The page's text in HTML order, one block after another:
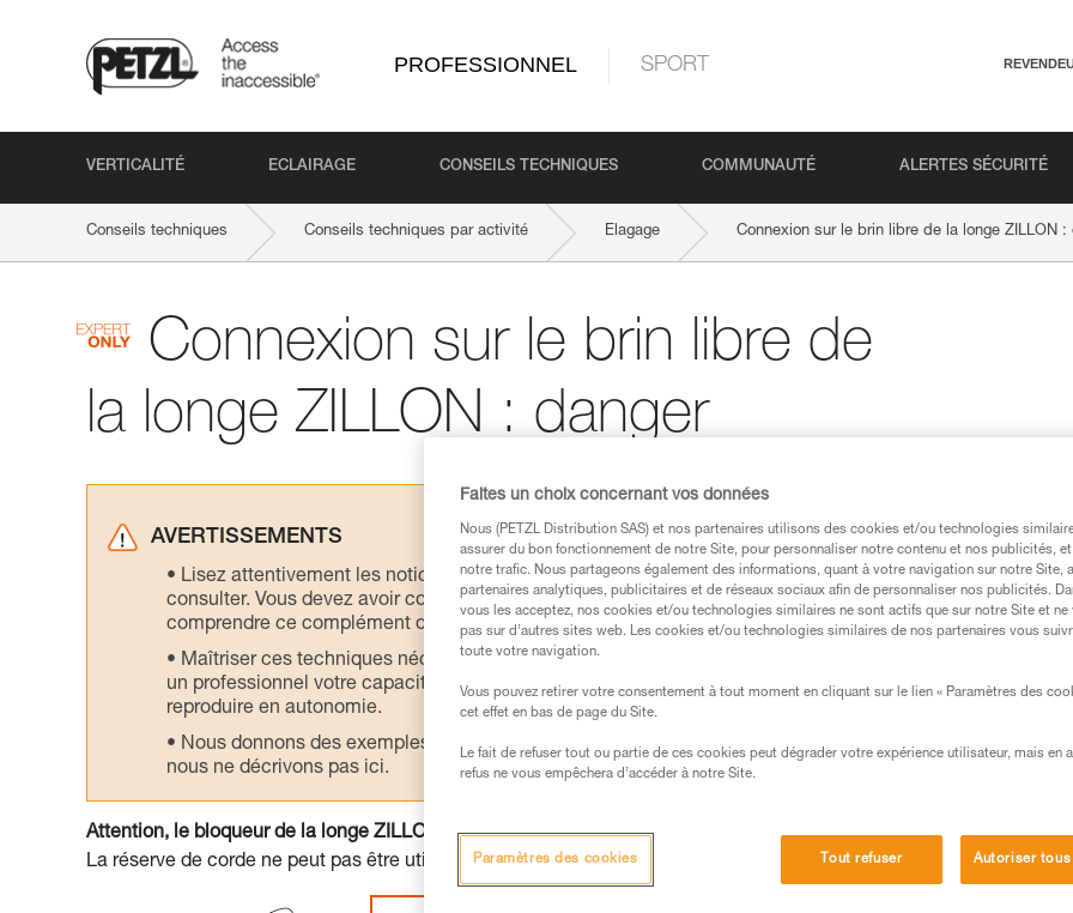
PROFESSIONNEL SPORT
VERTICALITÉ ECLAIRAGE CONSEILS TECHNIQUES COMMUNAUTÉ ALERTES SÉCURITÉ
Conseils techniques Conseils techniques par activité Elagage Connexion sur le brin libre de la longe ZILLON :
Connexion sur le brin libre de
la longe ZILLON : danger
AVERTISSEMENTS
Lisez attentivement les notices techniques des produits utilisés dans ce conseil avant de le
consulter. Vous devez avoir compris les informations de la notice technique pour pouvoir
comprendre ce complément d’informations.
Maîtriser ces techniques nécessite une formation et un entraînement spécifique. Validez avec
un professionnel votre capacité à refaire la manipulation, seul, en toute sécurité, avant de la
reproduire en autonomie.
Nous donnons des exemples de techniques liées à votre activité. Il peut en exister d’autres que
nous ne décrivons pas ici.
Attention, le bloqueur de la longe ZILLON bloque dans un seul sens.
La réserve de corde ne peut pas être utilisée pour se connecter à un ancrage, il n'y aurait alors pas de blocage.
Faites un choix concernant vos données
Nous (PETZL Distribution SAS) et nos partenaires utilisons des cookies et/ou technologies
assurer du bon fonctionnement de notre Site, pour personnaliser notre contenu et nos publicités,
notre trafic. Nous partageons également des informations, quant à votre navigation sur notre Site,
partenaires analytiques, publicitaires et de réseaux sociaux afin de personnaliser nos publicités.
vous les acceptez, nos cookies et/ou technologies similaires ne sont actifs que sur notre Site et ne
pas sur d’autres sites web. Les cookies et/ou technologies similaires de nos partenaires vous
toute votre navigation.
Vous pouvez retirer votre consentement à tout moment en cliquant sur le lien « Paramètres des
cet effet en bas de page du Site.
Le fait de refuser tout ou partie de ces cookies peut dégrader votre expérience utilisateur, mais en
refus ne vous empêchera d’accéder à notre Site.
Tout refuser Autoriser
Paramètres des cookies